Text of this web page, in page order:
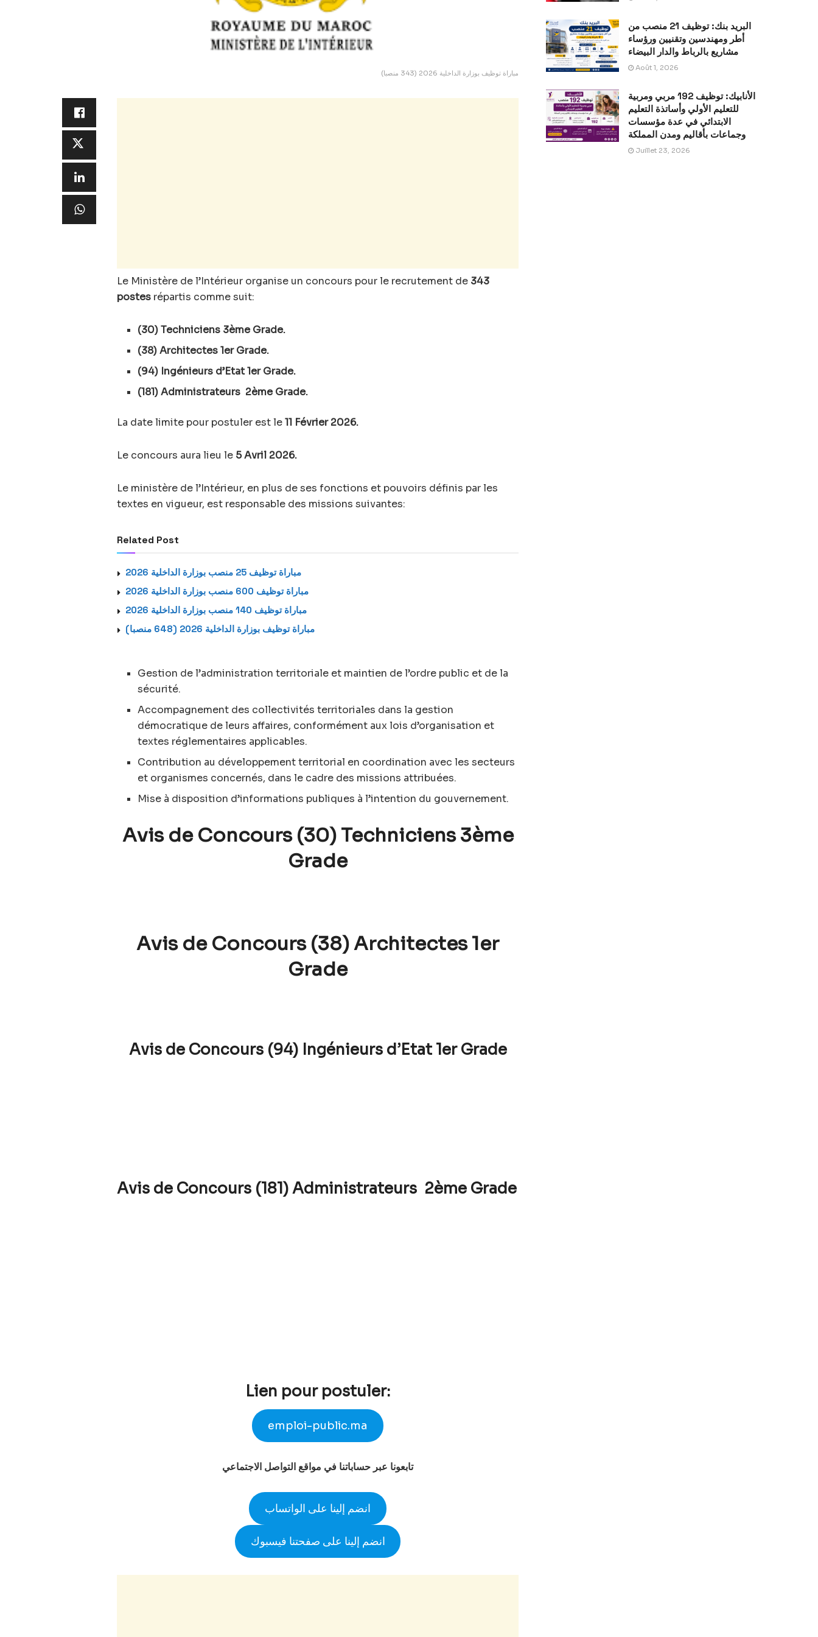
مباراة توظيف بوزارة الداخلية 2026 (343 منصبا)
Le Ministère de l’Intérieur organise un concours pour le recrutement de 343
postes répartis comme suit:
(30) Techniciens 3ème Grade.
(38) Architectes 1er Grade.
(94) Ingénieurs d’Etat 1er Grade.
(181) Administrateurs 2ème Grade.
La date limite pour postuler est le11 Février 2026.
Le concours aura lieu le 5 Avril 2026.
Le ministère de l’Intérieur, en plus de ses fonctions et pouvoirs définis par les
textes en vigueur, est responsable des missions suivantes:
Related Post
مباراة توظيف 25 منصب بوزارة الداخلية 2026
مباراة توظيف 600 منصب بوزارة الداخلية 2026
مباراة توظيف 140 منصب بوزارة الداخلية 2026
مباراة توظيف بوزارة الداخلية 2026 (648 منصبا)
Gestion de l’administration territoriale et maintien de l’ordre public et de la
sécurité.
Accompagnement des collectivités territoriales dans la gestion
démocratique de leurs affaires, conformément aux lois d’organisation et
textes réglementaires applicables.
Contribution au développement territorial en coordination avec les secteurs
et organismes concernés, dans le cadre des missions attribuées.
Mise à disposition d’informations publiques à l’intention du gouvernement.
Avis de Concours (30) Techniciens 3ème
Grade
Avis de Concours (38) Architectes 1er
Grade
Avis de Concours (94) Ingénieurs d’Etat 1er Grade
Avis de Concours (181) Administrateurs 2ème Grade
Lien pour postuler:
emploi-public.ma
تابعونا عبر حساباتنا في مواقع التواصل الاجتماعي
انضم إلينا على الواتساب
انضم إلينا على صفحتنا فيسبوك
البريد بنك: توظيف 21 منصب من
أطر ومهندسين وتقنيين ورؤساء
مشاريع بالرباط والدار البيضاء
Août 1, 2026
الأنابيك: توظيف 192 مربي ومربية
للتعليم الأولي وأساتذة التعليم
الابتدائي في عدة مؤسسات
وجماعات بأقاليم ومدن المملكة
Juillet 23, 2026